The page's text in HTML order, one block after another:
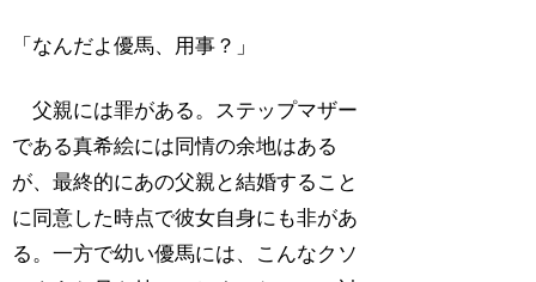
「なんだよ優馬、用事？」
父親には罪がある。ステップマザー
である真希絵には同情の余地はある
が、最終的にあの父親と結婚すること
に同意した時点で彼女自身にも非があ
る。一方で幼い優馬には、こんなクソ